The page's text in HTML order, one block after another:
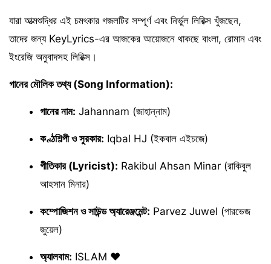
যারা আত্মশুদ্ধির এই চমৎকার গজলটির সম্পূর্ণ এবং নির্ভুল লিরিক্স খুঁজছেন,
তাদের জন্য KeyLyrics-এর আজকের আয়োজনে থাকছে বাংলা, রোমান এবং
ইংরেজি অনুবাদসহ লিরিক্স।
গানের মৌলিক তথ্য (Song Information):
গানের নাম: Jahannam (জাহান্নাম)
কণ্ঠশিল্পী ও সুরকার: Iqbal HJ (ইকবাল এইচজে)
গীতিকার (Lyricist): Rakibul Ahsan Minar (রাকিবুল
আহসান মিনার)
কম্পোজিশন ও সাউন্ড অ্যারেঞ্জমেন্ট: Parvez Juwel (পারভেজ
জুয়েল)
অ্যালবাম: ISLAM ❤️